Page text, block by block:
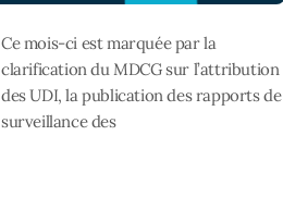
Ce mois-ci est marquée par la
clarification du MDCG sur l’attribution
des UDI, la publication des rapports de
surveillance des